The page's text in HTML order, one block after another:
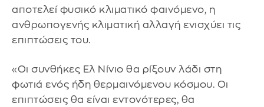
αποτελεί φυσικό κλιματικό φαινόμενο, η
ανθρωπογενής κλιματική αλλαγή ενισχύει τις
επιπτώσεις του.
«Οι συνθήκες Ελ Νίνιο θα ρίξουν λάδι στη
φωτιά ενός ήδη θερμαινόμενου κόσμου. Οι
επιπτώσεις θα είναι εντονότερες, θα